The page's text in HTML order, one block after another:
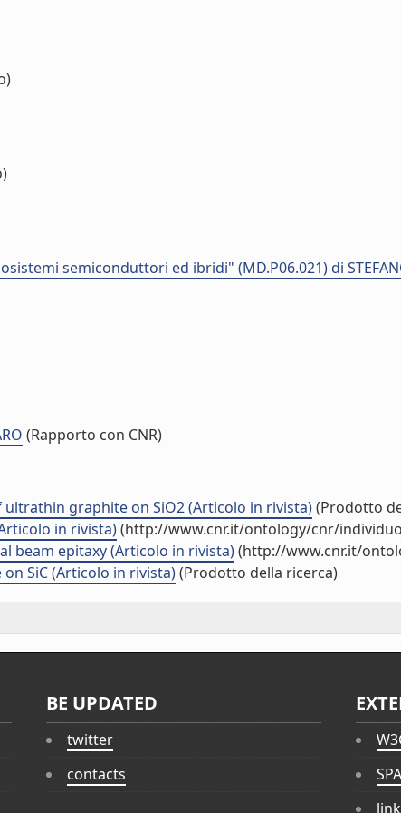
semiconduttori ed ibridi" (MD.P06.021) di
(Rapporto con CNR)
graphite on SiO2 (Articolo in rivista)(Prodotto
in rivista)(http://www.cnr.it/ontology/cnr/
beam epitaxy (Articolo in rivista)(http://www.cnr.it/
SiC (Articolo in rivista)(Prodotto della ricerca)
BE UPDATED
twitter
contacts